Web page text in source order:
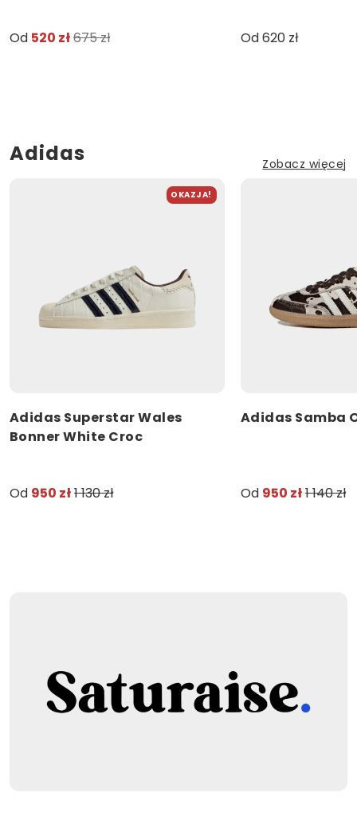
Od 520 zł675 zł Od 620 zł
Adidas Zobacz więcej
OKAZJA!
Adidas Superstar Wales
Bonner White Croc
Od 950 zł1 130 zł
Adidas Samba
Od 950 zł1 140 zł